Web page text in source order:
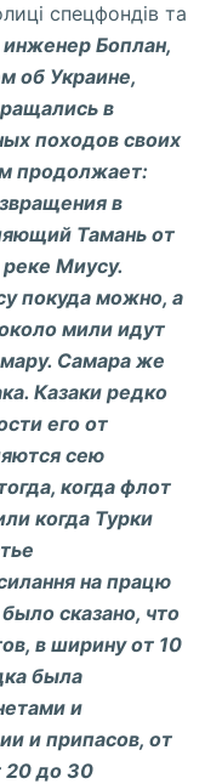
спецфондів та
Боплан,
об Украине,
в
походов своих
продолжает:
в
Тамань от
Миусу.
покуда можно, а
мили идут
Самара же
Казаки редко
его от
сею
когда флот
когда Турки
ання на працю
сказано, что
в ширину от 10
была
и
и припасов, от
20 до 30